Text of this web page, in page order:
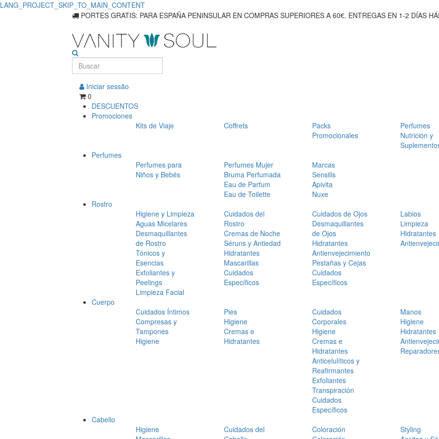
LANG_PROJECT_SKIP_TO_MAIN_CONTENT
PORTES GRATIS: PARA ESPAÑA PENINSULAR EN COMPRAS SUPERIORES A 60€. ENTREGAS EN 1-2 DÍAS
Iniciar sessão
0
DESCUENTOS
Promociones
Kits de Viaje
Coffrets
Packs
Promocionales
Perfumes
Nutrición y
Perfumes
Perfumes para
Niños y Bebés
Perfumes Mujer
Bruma Perfumada
Eau de Parfum
Eau de Toilette
Marcas
Sensilis
Apivita
Nuxe
Rostro
Higiene y Limpieza
Aguas Micelares
Desmaquillantes
de Rostro
Tónicos y
Esencias
Exfoliantes y
Peelings
Limpieza Facial
Cuidados del
Rostro
Cremas de Noche
Séruns y Antiedad
Hidratantes
Mascarillas
Cuidados
Específicos
Cuidados de Ojos
Desmaquillantes
de Ojos
Hidratantes
Antienvejecimiento
Pestañas y Cejas
Cuidados
Específicos
Labios
Limpieza
Hidratantes
Cuerpo
Cuidados Íntimos
Compresas y
Tampones
Higiene
Pies
Higiene
Cremas e
Hidratantes
Cuidados
Corporales
Higiene
Cremas e
Hidratantes
Anticelulíticos y
Reafirmantes
Exfoliantes
Transpiración
Cuidados
Específicos
Manos
Higiene
Hidratantes
Cabello
Higiene
Cuidados del
Coloración
Styling